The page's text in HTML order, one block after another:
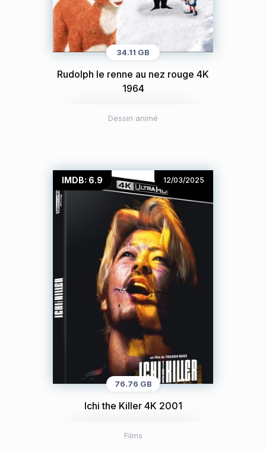
34.11 GB
Rudolph le renne au nez rouge 4K
1964
Dessin animé
IMDB: 6.9 12/03/2025
76.76 GB
Ichi the Killer 4K 2001
Films